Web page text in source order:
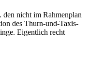
den nicht im Rahmenplan
des Thurn-und-Taxis-
Eigentlich recht